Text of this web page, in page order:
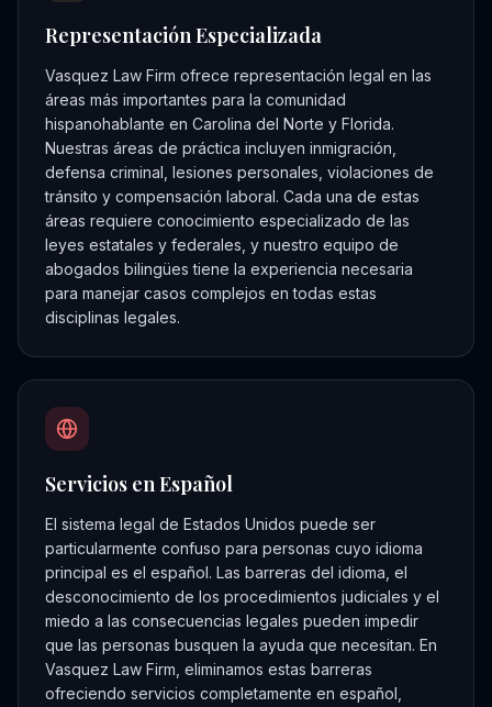
Representación Especializada
Vasquez Law Firm ofrece representación legal en las
áreas más importantes para la comunidad
hispanohablante en Carolina del Norte y Florida.
Nuestras áreas de práctica incluyen inmigración,
defensa criminal, lesiones personales, violaciones de
tránsito y compensación laboral. Cada una de estas
áreas requiere conocimiento especializado de las
leyes estatales y federales, y nuestro equipo de
abogados bilingües tiene la experiencia necesaria
para manejar casos complejos en todas estas
disciplinas legales.
Servicios en Español
El sistema legal de Estados Unidos puede ser
particularmente confuso para personas cuyo idioma
principal es el español. Las barreras del idioma, el
desconocimiento de los procedimientos judiciales y el
miedo a las consecuencias legales pueden impedir
que las personas busquen la ayuda que necesitan. En
Vasquez Law Firm, eliminamos estas barreras
ofreciendo servicios completamente en español,